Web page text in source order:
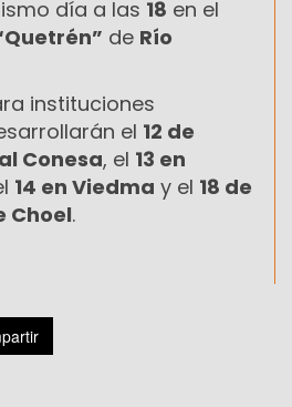
día a las 18 en el
de Río
instituciones
el 12 de
Conesa, el 13 en
14 en Viedma y el 18 de
Choel.